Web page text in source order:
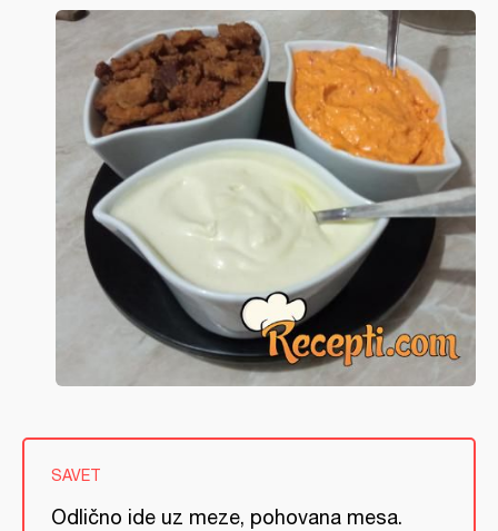
SAVET
Odlično ide uz meze, pohovana mesa.